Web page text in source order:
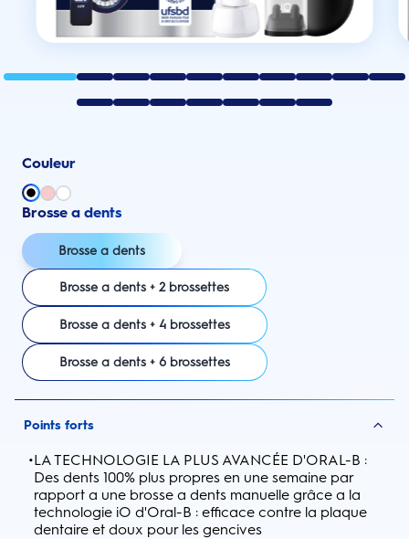
Couleur
Brosse a dents
Brosse a dents
Brosse a dents + 2 brossettes
Brosse a dents + 4 brossettes
Brosse a dents + 6 brossettes
Points forts
•LA TECHNOLOGIE LA PLUS AVANCÉE D'ORAL-B :
Des dents 100% plus propres en une semaine par
rapport a une brosse a dents manuelle grâce a la
technologie iO d'Oral-B : efficace contre la plaque
dentaire et doux pour les gencives